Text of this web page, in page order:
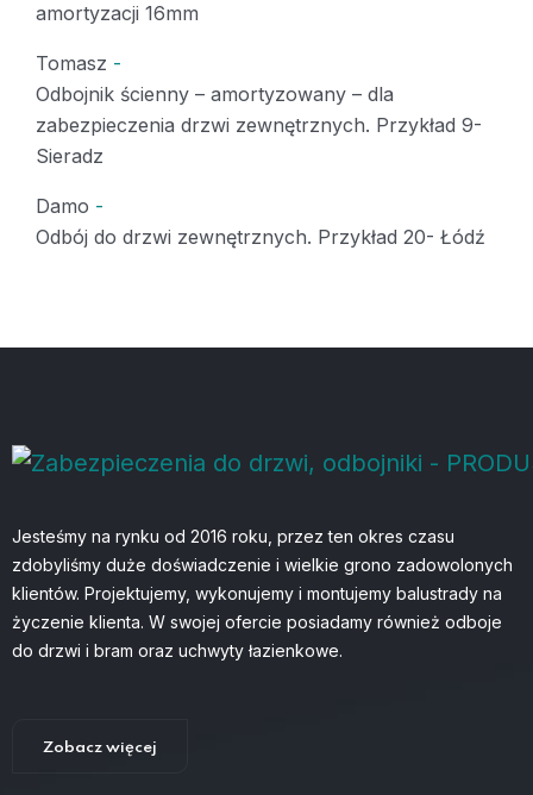
amortyzacji 16mm
Tomasz -
Odbojnik ścienny – amortyzowany – dla
zabezpieczenia drzwi zewnętrznych. Przykład 9-
Sieradz
Damo -
Odbój do drzwi zewnętrznych. Przykład 20- Łódź
Jesteśmy na rynku od 2016 roku, przez ten okres czasu
zdobyliśmy duże doświadczenie i wielkie grono zadowolonych
klientów. Projektujemy, wykonujemy i montujemy balustrady na
życzenie klienta. W swojej ofercie posiadamy również odboje
do drzwi i bram oraz uchwyty łazienkowe.
Zobacz więcej